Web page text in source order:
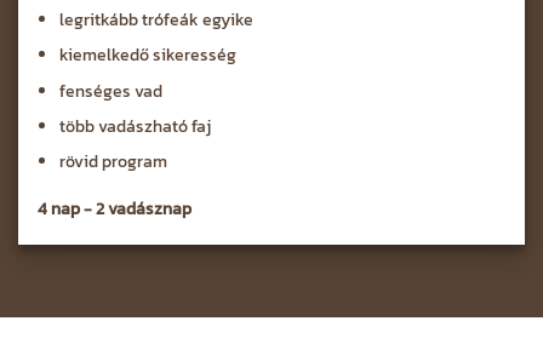
legritkább trófeák egyike
kiemelkedő sikeresség
fenséges vad
több vadászható faj
rövid program
4 nap - 2 vadásznap